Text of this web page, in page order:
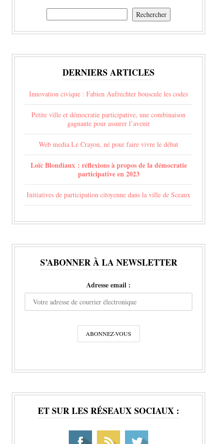
Rechercher
DERNIERS ARTICLES
Innovation civique : Fabien Aufrechter bouscule les codes
Petite ville et démocratie participative, une combinaison
gagnante pour assurer l’avenir
Web media Le Crayon, né pour faire vivre le débat
Loïc Blondiaux : réflexions à propos de la démocratie
participative en 2023
Initiatives de participation citoyenne dans la ville de Sceaux
S’ABONNER À LA NEWSLETTER
Adresse email :
ET SUR LES RÉSEAUX SOCIAUX :